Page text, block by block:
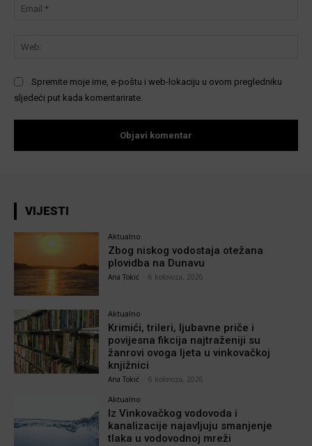
Spremite moje ime, e-poštu i web-lokaciju u ovom pregledniku
sljedeći put kada komentarirate.
VIJESTI
Aktualno
Zbog niskog vodostaja otežana
plovidba na Dunavu
Ana Tokić 6 kolovoza, 2026
Aktualno
Krimići, trileri, ljubavne priče i
povijesna fikcija najtraženiji su
žanrovi ovoga ljeta u vinkovačkoj
knjižnici
Ana Tokić 6 kolovoza, 2026
Aktualno
Iz Vinkovačkog vodovoda i
kanalizacije najavljuju smanjenje
tlaka u vodovodnoj mreži